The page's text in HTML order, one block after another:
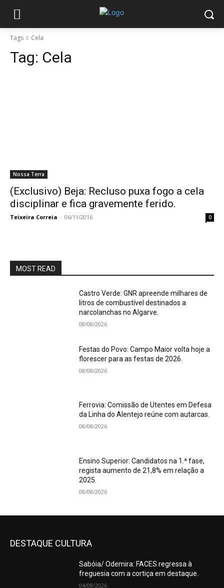
Tags Cela
Tag: Cela
Nossa Terra
(Exclusivo) Beja: Recluso puxa fogo a cela
disciplinar e fica gravemente ferido.
Teixeira Correia - 06/11/2016 0
MOST READ
Castro Verde: GNR apreende milhares de
litros de combustível destinados a
narcolanchas no Algarve.
08/08/2026
Festas do Povo: Campo Maior volta hoje a
florescer para as festas de 2026.
08/08/2026
Ferrovia: Comissão de Utentes em Defesa
da Linha do Alentejo reúne com autarcas.
08/08/2026
Ensino Superior: Candidatos na 1.ª fase,
regista aumento de 21,8% em relação a
2025.
08/08/2026
DESTAQUE CULTURA
Sabóia/ Odemira: FACES regressa à
freguesia com a cortiça em destaque.
04/08/2026